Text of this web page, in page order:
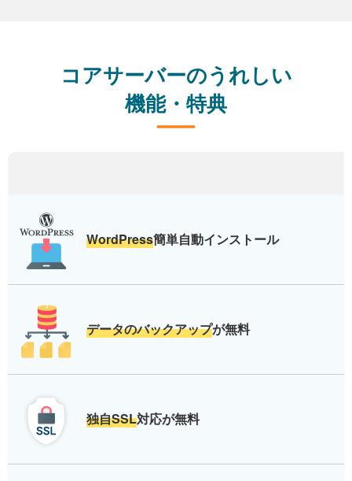
コアサーバーのうれしい
機能・特典
WordPress簡単自動インストール
データのバックアップが無料
独自SSL対応が無料